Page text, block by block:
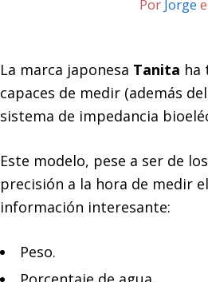
Por Jorgeel
La marca japonesa Tanita ha
capaces de medir (además del
sistema de impedancia
Este modelo, pese a ser de
precisión a la hora de medir
información interesante:
Peso.